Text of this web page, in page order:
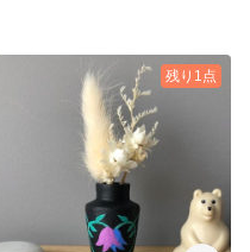
残り1点